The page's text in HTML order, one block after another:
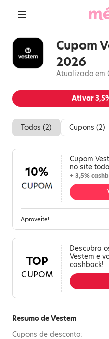
Cupom
2026
Atualizado em
Ativar
Todos (2) Cupons (2)
10%
Cupom
no site todo
+ 3,5%
Aproveite!
TOP
CUPOM
Descubra
Vestem e
cashback!
Resumo de Vestem
Cupons de desconto: